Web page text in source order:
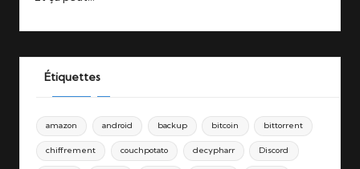
Étiquettes
amazon android backup bitcoin bittorrent
chiffrement couchpotato decypharr Discord